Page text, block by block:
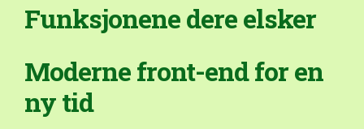
Funksjonene dere elsker
Moderne front-end for en
ny tid